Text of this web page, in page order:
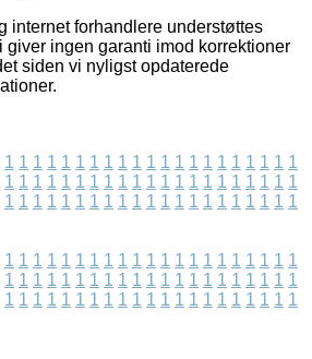
internet forhandlere understøttes
ingen garanti imod korrektioner
siden vi nyligst opdaterede
1 1 1 1 1 1 1 1 1 1 1 1 1 1 1 1 1 1 1 1 1
1 1 1 1 1 1 1 1 1 1 1 1 1 1 1 1 1 1 1 1 1
1 1 1 1 1 1 1 1 1 1 1 1 1 1 1 1 1 1 1 1 1
1 1 1 1 1 1 1 1 1 1 1 1 1 1 1 1 1 1 1 1 1
1 1 1 1 1 1 1 1 1 1 1 1 1 1 1 1 1 1 1 1 1
1 1 1 1 1 1 1 1 1 1 1 1 1 1 1 1 1 1 1 1 1